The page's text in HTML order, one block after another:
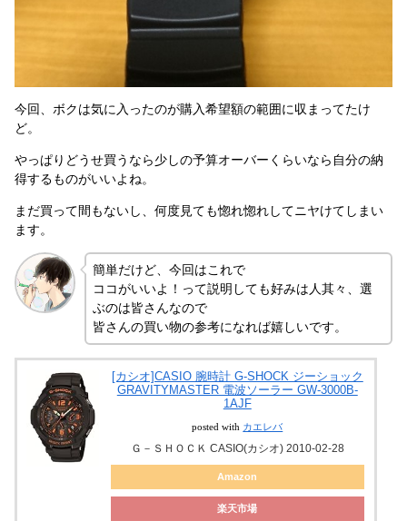
今回、ボクは気に入ったのが購入希望額の範囲に収まってたけ
ど。
やっぱりどうせ買うなら少しの予算オーバーくらいなら自分の納
得するものがいいよね。
まだ買って間もないし、何度見ても惚れ惚れしてニヤけてしまい
ます。
簡単だけど、今回はこれで
ココがいいよ！って説明しても好みは人其々、選
ぶのは皆さんなので
皆さんの買い物の参考になれば嬉しいです。
[カシオ]CASIO 腕時計 G-SHOCK ジーショック
GRAVITYMASTER 電波ソーラー GW-3000B-
1AJF
posted with カエレバ
Ｇ－ＳＨＯＣＫ CASIO(カシオ) 2010-02-28
Amazon
楽天市場